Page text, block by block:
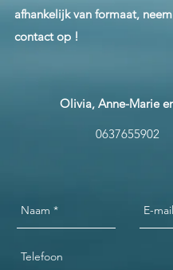
afhankelijk van formaat,
contact op !
Olivia, Anne-Marie
0637655902